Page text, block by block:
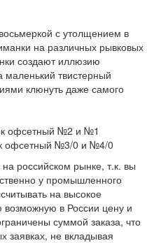
с утолщением в
на различных рывковых
создают иллюзию
твистерный
клюнуть даже самого
офсетный №2 и №1
офсетный №3/0 и №4/0
российском рынке, т.к. вы
у промышленного
на высокое
возможную в России цену и
суммой заказа, что
заявках, не вкладывая